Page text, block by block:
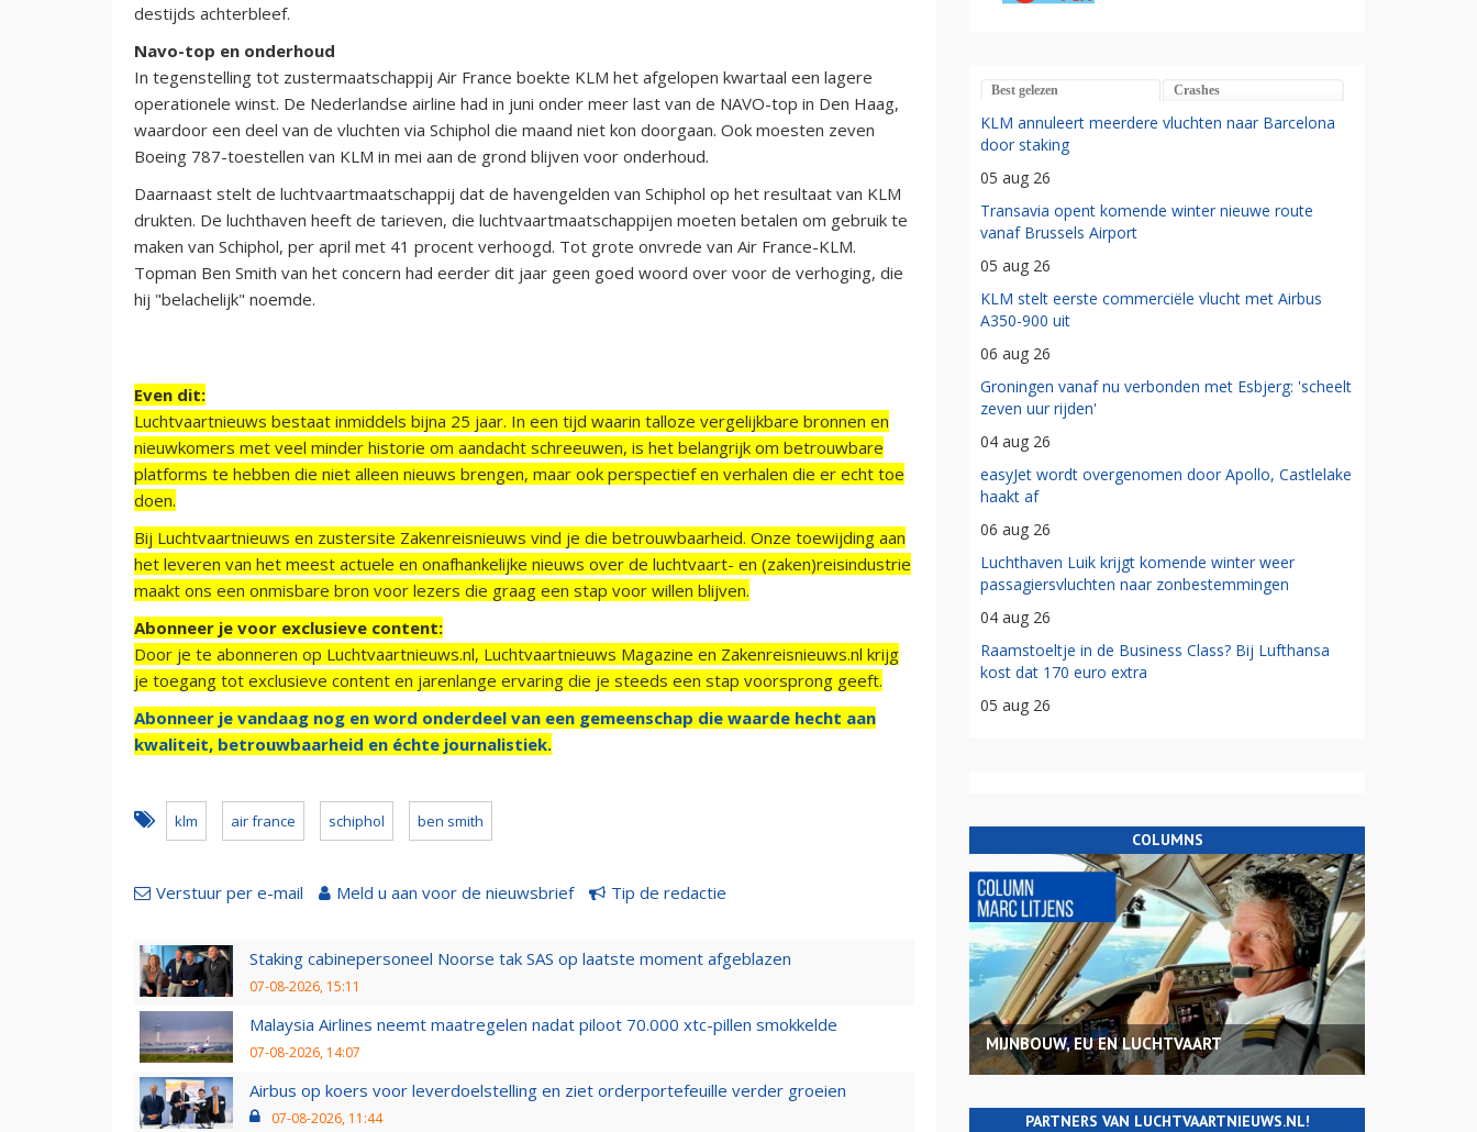
destijds achterbleef.
Navo-top en onderhoud
In tegenstelling tot zustermaatschappij Air France boekte KLM het afgelopen kwartaal een lagere
operationele winst. De Nederlandse airline had in juni onder meer last van de NAVO-top in Den Haag,
waardoor een deel van de vluchten via Schiphol die maand niet kon doorgaan. Ook moesten zeven
Boeing 787-toestellen van KLM in mei aan de grond blijven voor onderhoud.
Daarnaast stelt de luchtvaartmaatschappij dat de havengelden van Schiphol op het resultaat van KLM
drukten. De luchthaven heeft de tarieven, die luchtvaartmaatschappijen moeten betalen om gebruik te
maken van Schiphol, per april met 41 procent verhoogd. Tot grote onvrede van Air France-KLM.
Topman Ben Smith van het concern had eerder dit jaar geen goed woord over voor de verhoging, die
hij "belachelijk" noemde.
Even dit:
Luchtvaartnieuws bestaat inmiddels bijna 25 jaar. In een tijd waarin talloze vergelijkbare bronnen en
nieuwkomers met veel minder historie om aandacht schreeuwen, is het belangrijk om betrouwbare
platforms te hebben die niet alleen nieuws brengen, maar ook perspectief en verhalen die er echt toe
doen.
Bij Luchtvaartnieuws en zustersite Zakenreisnieuws vind je die betrouwbaarheid. Onze toewijding aan
het leveren van het meest actuele en onafhankelijke nieuws over de luchtvaart- en (zaken)reisindustrie
maakt ons een onmisbare bron voor lezers die graag een stap voor willen blijven.
Abonneer je voor exclusieve content:
Door je te abonneren op Luchtvaartnieuws.nl, Luchtvaartnieuws Magazine en Zakenreisnieuws.nl krijg
je toegang tot exclusieve content en jarenlange ervaring die je steeds een stap voorsprong geeft.
Abonneer je vandaag nog en word onderdeel van een gemeenschap die waarde hecht aan
kwaliteit, betrouwbaarheid en échte journalistiek.
klm air france schiphol ben smith
Verstuur per e-mail Meld u aan voor de nieuwsbrief Tip de redactie
Staking cabinepersoneel Noorse tak SAS op laatste moment afgeblazen
07-08-2026, 15:11
Malaysia Airlines neemt maatregelen nadat piloot 70.000 xtc-pillen smokkelde
07-08-2026, 14:07
Airbus op koers voor leverdoelstelling en ziet orderportefeuille verder groeien
07-08-2026, 11:44
Best gelezen Crashes
KLM annuleert meerdere vluchten naar Barcelona
door staking
05 aug 26
Transavia opent komende winter nieuwe route
vanaf Brussels Airport
05 aug 26
KLM stelt eerste commerciële vlucht met Airbus
A350-900 uit
06 aug 26
Groningen vanaf nu verbonden met Esbjerg: 'scheelt
zeven uur rijden'
04 aug 26
easyJet wordt overgenomen door Apollo, Castlelake
haakt af
06 aug 26
Luchthaven Luik krijgt komende winter weer
passagiersvluchten naar zonbestemmingen
04 aug 26
Raamstoeltje in de Business Class? Bij Lufthansa
kost dat 170 euro extra
05 aug 26
COLUMNS
MIJNBOUW, EU EN LUCHTVAART
PARTNERS VAN LUCHTVAARTNIEUWS.NL!